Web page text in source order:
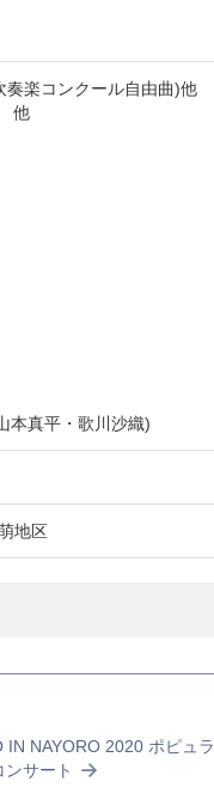
奏楽コンクール自由曲)他
他
真平・歌川沙織)
地区
IN NAYORO 2020 ポピュラ
ンサート